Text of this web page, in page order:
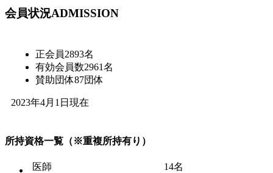
会員状況ADMISSION
正会員2893名
有効会員数2961名
賛助団体87団体
2023年4月1日現在
所持資格一覧 （※重複所持有り）
医師
14名